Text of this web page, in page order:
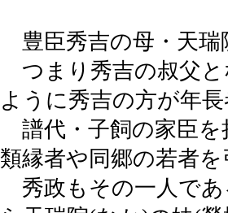
豊臣秀吉の母・天瑞
つまり秀吉の叔父と
ように秀吉の方が年
譜代・子飼の家臣を
類縁者や同郷の若者
秀政もその一人であ